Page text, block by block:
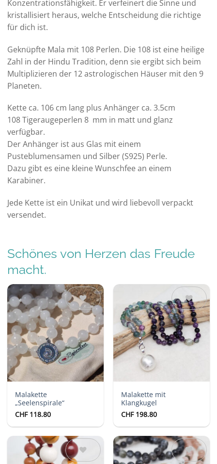
Konzentrationsfähigkeit. Er verfeinert die Sinne und
kristallisiert heraus, welche Entscheidung die richtige
für dich ist.
Geknüpfte Mala mit 108 Perlen. Die 108 ist eine heilige
Zahl in der Hindu Tradition, denn sie ergibt sich beim
Multiplizieren der 12 astrologischen Häuser mit den 9
Planeten.
Kette ca. 106 cm lang plus Anhänger ca. 3.5cm
108 Tigeraugeperlen 8 mm in matt und glanz
verfügbar.
Der Anhänger ist aus Glas mit einem
Pusteblumensamen und Silber (S925) Perle.
Dazu gibt es eine kleine Wunschfee an einem
Karabiner.
Jede Kette ist ein Unikat und wird liebevoll verpackt
versendet.
Schönes von Herzen das Freude
macht.
Auf die
Wunschliste
Malakette
„Seelenspirale“
CHF118.80
Auf die
Wunschliste
Malakette mit
Klangkugel
CHF198.80